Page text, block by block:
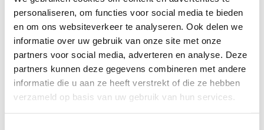
personaliseren, om functies voor social media te bieden
en om ons websiteverkeer te analyseren. Ook delen we
informatie over uw gebruik van onze site met onze
partners voor social media, adverteren en analyse. Deze
partners kunnen deze gegevens combineren met andere
informatie die u aan ze heeft verstrekt of die ze hebben
verzameld op basis van uw gebruik van hun services.
camper over een premium keukenuitrusting, bedlinnen en
flatscreen televisie. Ook is een extra bestuurder en een speciale
VIP transfer inbegrepen. Deze camper is geschikt voor diegene die
op zoek zijn naar wat meer luxe.